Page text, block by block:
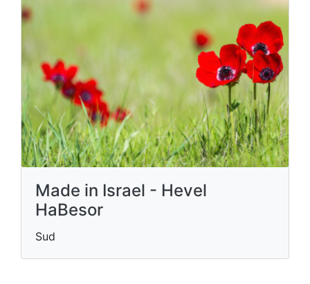
Made in Israel - Hevel
HaBesor
Sud